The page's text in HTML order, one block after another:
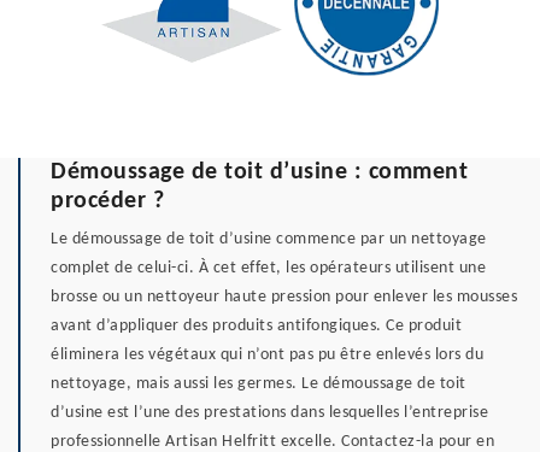
Démoussage de toit d’usine : comment
procéder ?
Le démoussage de toit d’usine commence par un nettoyage
complet de celui-ci. À cet effet, les opérateurs utilisent une
brosse ou un nettoyeur haute pression pour enlever les mousses
avant d’appliquer des produits antifongiques. Ce produit
éliminera les végétaux qui n’ont pas pu être enlevés lors du
nettoyage, mais aussi les germes. Le démoussage de toit
d’usine est l’une des prestations dans lesquelles l’entreprise
professionnelle Artisan Helfritt excelle. Contactez-la pour en